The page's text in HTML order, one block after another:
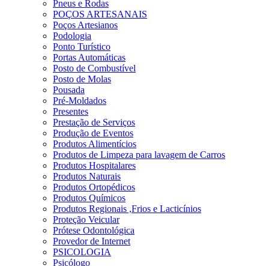
Pneus e Rodas
POÇOS ARTESANAIS
Poços Artesianos
Podologia
Ponto Turístico
Portas Automáticas
Posto de Combustível
Posto de Molas
Pousada
Pré-Moldados
Presentes
Prestação de Serviços
Produção de Eventos
Produtos Alimentícios
Produtos de Limpeza para lavagem de Carros
Produtos Hospitalares
Produtos Naturais
Produtos Ortopédicos
Produtos Químicos
Produtos Regionais ,Frios e Lacticínios
Proteção Veicular
Prótese Odontológica
Provedor de Internet
PSICOLOGIA
Psicólogo